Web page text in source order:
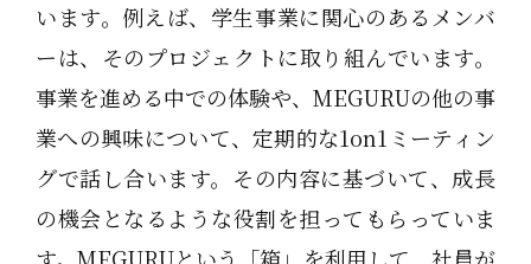
います。例えば、学生事業に関心のあるメンバ
ーは、そのプロジェクトに取り組んでいます。
事業を進める中での体験や、MEGURUの他の事
業への興味について、定期的な1on1ミーティン
グで話し合います。その内容に基づいて、成長
の機会となるような役割を担ってもらっていま